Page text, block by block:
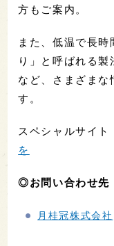
方もご案内。
また、低温で長
り」と呼ばれる
など、さまざまな
す。
スペシャルサイト
を
◎お問い合わせ先
月桂冠株式会社